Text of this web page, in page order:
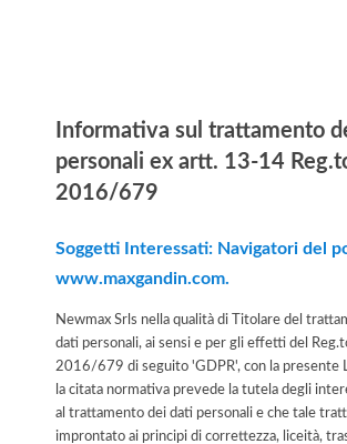
Informativa sul trattamento
personali ex artt. 13-14
2016/679
Soggetti Interessati: Navigatori del
www.maxgandin.com.
Newmax Srls nella qualità di Titolare del
dati personali, ai sensi e per gli effetti del
2016/679 di seguito 'GDPR', con la presente
la citata normativa prevede la tutela degli
al trattamento dei dati personali e che tale
improntato ai principi di correttezza, liceità,